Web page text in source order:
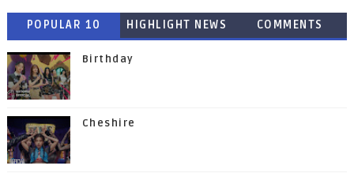
POPULAR 10 HIGHLIGHT NEWS COMMENTS
Birthday
Cheshire